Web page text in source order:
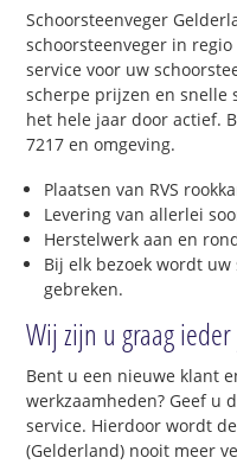
Schoorsteenveger
schoorsteenveger in
service voor uw
scherpe prijzen en snelle
het hele jaar door actief.
7217 en omgeving.
Plaatsen van RVS
Levering van allerlei
Herstelwerk aan en
Bij elk bezoek wordt
gebreken.
Wij zijn u graag
Bent u een nieuwe klant
werkzaamheden? Geef u
service. Hierdoor wordt
(Gelderland) nooit meer